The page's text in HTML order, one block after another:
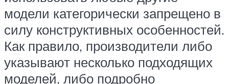
модели категорически запрещено в
силу конструктивных особенностей.
Как правило, производители либо
указывают несколько подходящих
моделей, либо подробно